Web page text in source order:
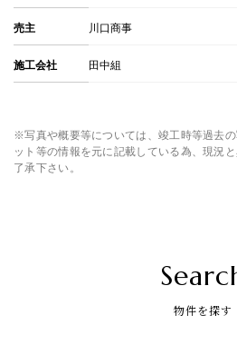
売主 川口商事
施工会社 田中組
※写真や概要等については、竣工時等過去
ット等の情報を元に記載している為、現況
了承下さい。
物件を探す